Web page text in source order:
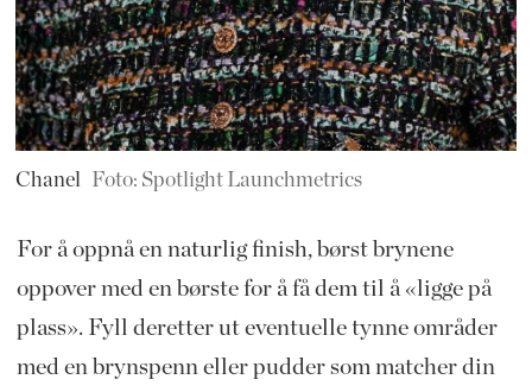
Chanel Foto: Spotlight Launchmetrics
For å oppnå en naturlig finish, børst brynene
oppover med en børste for å få dem til å «ligge på
plass». Fyll deretter ut eventuelle tynne områder
med en brynspenn eller pudder som matcher din